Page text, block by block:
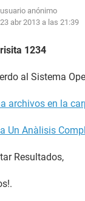
usuario anónimo
23 abr 2013 a las 21:39
1234
al Sistema
archivos en la
Un Anàlisis
Resultados,